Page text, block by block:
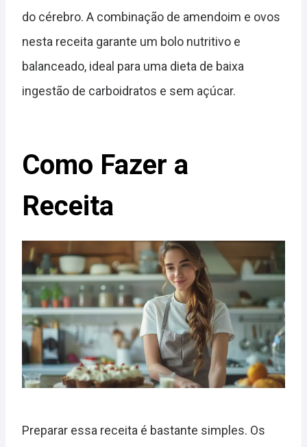
do cérebro. A combinação de amendoim e ovos
nesta receita garante um bolo nutritivo e
balanceado, ideal para uma dieta de baixa
ingestão de carboidratos e sem açúcar.
Como Fazer a
Receita
Preparar essa receita é bastante simples. Os